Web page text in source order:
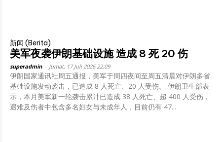
新闻 (Berita)
美军夜袭伊朗基础设施 造成 8 死 20 伤
superadmin Jumat, 17 Juli 2026 22:09
伊朗国家通讯社周五通报，美军于周四夜间至周五清晨对伊朗多省
基础设施发动袭击，已造成 8 人死亡、20 人受伤。 伊朗卫生部表
示，本月美军新一轮袭击累计已造成 38 人死亡、超 400 人受伤，
遇难及伤者中包含多名妇女与未成年人，目前仍有 47...